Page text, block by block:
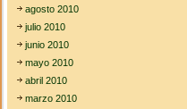
agosto 2010
julio 2010
junio 2010
mayo 2010
abril 2010
marzo 2010